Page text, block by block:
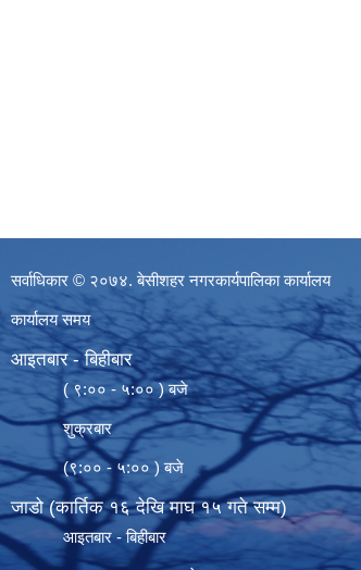
सर्वाधिकार © २०७४. बेसीशहर नगरकार्यपालिका कार्यालय
कार्यालय समय
आइतबार - बिहीबार
( ९:०० - ५:०० ) बजे
शुक्रबार
(९:०० - ५:०० ) बजे
जाडो (कार्तिक १६ देखि माघ १५ गते सम्म)
आइतबार - बिहीबार